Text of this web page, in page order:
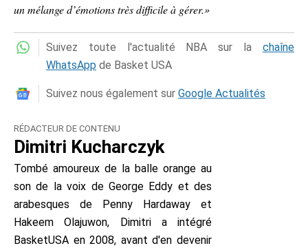
un mélange d’émotions très difficile à gérer.»
Suivez toute l'actualité NBA sur la chaîne
WhatsApp de Basket USA
Suivez nous également sur Google Actualités
RÉDACTEUR DE CONTENU
Dimitri Kucharczyk
Tombé amoureux de la balle orange au
son de la voix de George Eddy et des
arabesques de Penny Hardaway et
Hakeem Olajuwon, Dimitri a intégré
BasketUSA en 2008, avant d'en devenir